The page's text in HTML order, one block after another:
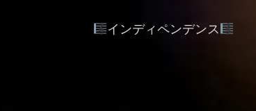
インディペンデンス